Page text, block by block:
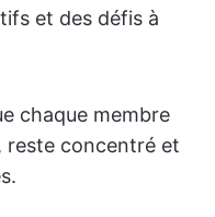
et des défis à
chaque membre
reste concentré et